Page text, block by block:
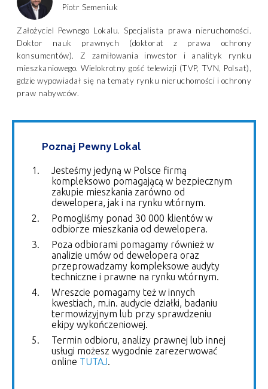
Piotr Semeniuk
Założyciel Pewnego Lokalu. Specjalista prawa nieruchomości.
Doktor nauk prawnych (doktorat z prawa ochrony
konsumentów). Z zamiłowania inwestor i analityk rynku
mieszkaniowego. Wielokrotny gość telewizji (TVP, TVN, Polsat),
gdzie wypowiadał się na tematy rynku nieruchomości i ochrony
praw nabywców.
Poznaj Pewny Lokal
Jesteśmy jedyną w Polsce firmą
kompleksowo pomagającą w bezpiecznym
zakupie mieszkania zarówno od
dewelopera, jak i na rynku wtórnym.
Pomogliśmy ponad 30 000 klientów w
odbiorze mieszkania od dewelopera.
Poza odbiorami pomagamy również w
analizie umów od dewelopera oraz
przeprowadzamy kompleksowe audyty
techniczne i prawne na rynku wtórnym.
Wreszcie pomagamy też w innych
kwestiach, m.in. audycie działki, badaniu
termowizyjnym lub przy sprawdzeniu
ekipy wykończeniowej.
Termin odbioru, analizy prawnej lub innej
usługi możesz wygodnie zarezerwować
online TUTAJ